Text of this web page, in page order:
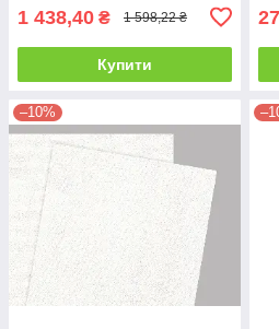
1 438,40 ₴ 1 598,22 ₴
Купити
–10%